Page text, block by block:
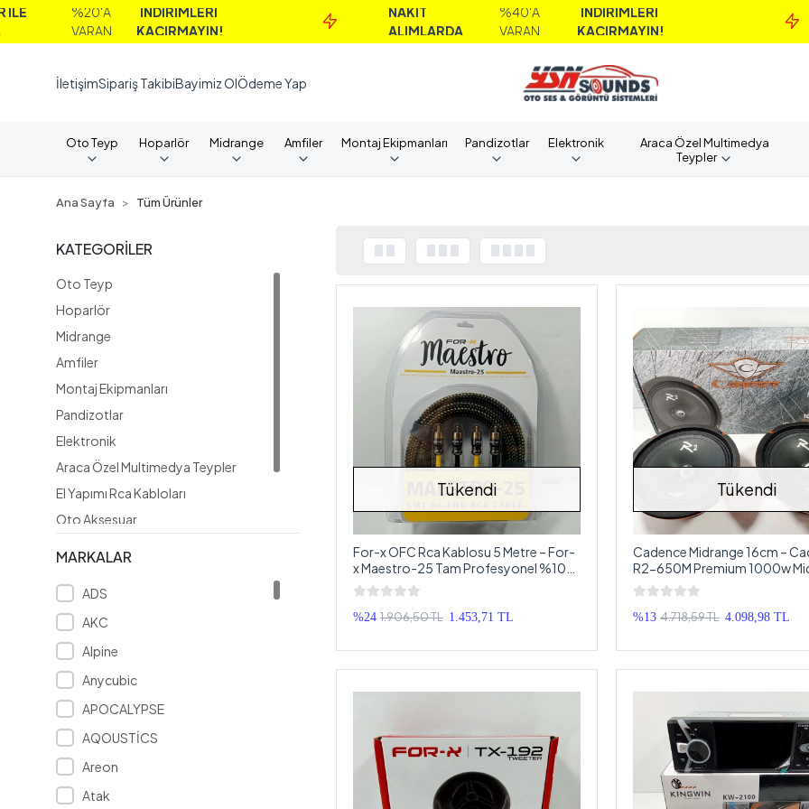
İNDİRİMLERİ
KAÇIRMAYIN!
ALIMLARDA
%40'A
VARAN
İNDİRİMLERİ
KAÇIRMAYIN!
MAİL
İletişimSipariş TakibiBayimiz OlÖdeme Yap
Oto Teyp Hoparlör Midrange Amfiler Montaj Ekipmanları Pandizotlar Elektronik
Araca Özel Multimedya
Teypler
Ana Sayfa Tüm Ürünler
KATEGORİLER
Oto Teyp
Hoparlör
Midrange
Amfiler
Montaj Ekipmanları
Pandizotlar
Elektronik
Araca Özel Multimedya Teypler
El Yapımı Rca Kabloları
Oto Aksesuar
MARKALAR
ADS
AKC
Alpine
Anycubic
APOCALYPSE
AQOUSTİCS
Areon
Atak
Tükendi
For-x OFC Rca Kablosu 5 Metre – For-
x Maestro-25 Tam Profesyonel %100
Bakır Amfi Rca Kablosu
%24 1.906,50 TL 1.453,71 TL
Tükendi
Cadence Midrange 16cm –
R2-650M Premium 1000w
Cadence 16 cm Midrange
%13 4.718,59 TL 4.098,98 TL